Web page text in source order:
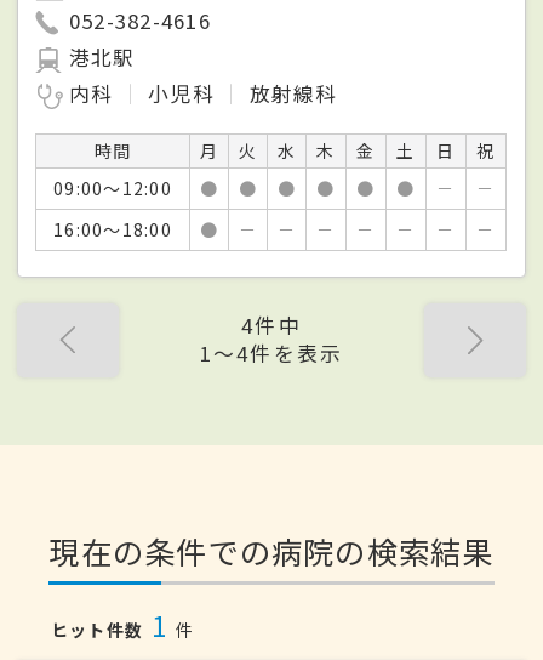
052-382-4616
港北駅
内科
小児科 放射線科
時間 月 火 水 木 金 土 日
祝
09:00～12:00
● ● ● ● ● ● －
－
16:00～18:00
● － － － － － － －
4件中
1〜4件を表示
現在の条件での病院の検索結果
ヒット件数 1 件